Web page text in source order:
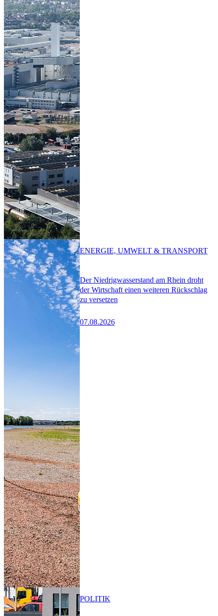
Der Niedrigwasserstand am Rhein droht
der Wirtschaft einen weiteren Rückschlag
zu versetzen
07.08.2026
ENERGIE, UMWELT & TRANSPORT
POLITIK